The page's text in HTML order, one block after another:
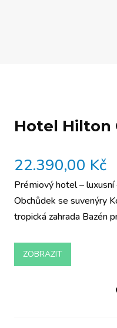
Hotel Hilton
22.390,00 Kč
Prémiový hotel –
Obchůdek se suvenýry
tropická zahrada Bazén
ZOBRAZIT